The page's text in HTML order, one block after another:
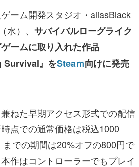
ーム開発スタジオ・aliasBlack
）、 サバイバルローグライク
ームに取り入れた作品
Survival』をSteaｍ向けに発売
ねた早期アクセス形式での配信
点での通常価格は税込1000
での期間は20%オフの800円で
作はコントローラーでもプレイ